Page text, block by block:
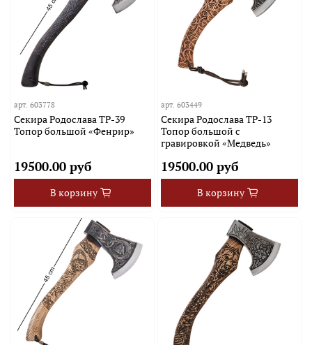
арт.603778
Секира Родослава TP-39
Топор большой «Фенрир»
19500.00 руб
В корзину
арт. 603449
Секира Родослава TP-13
Топор большой с
гравировкой «Медведь»
19500.00 руб
В корзину